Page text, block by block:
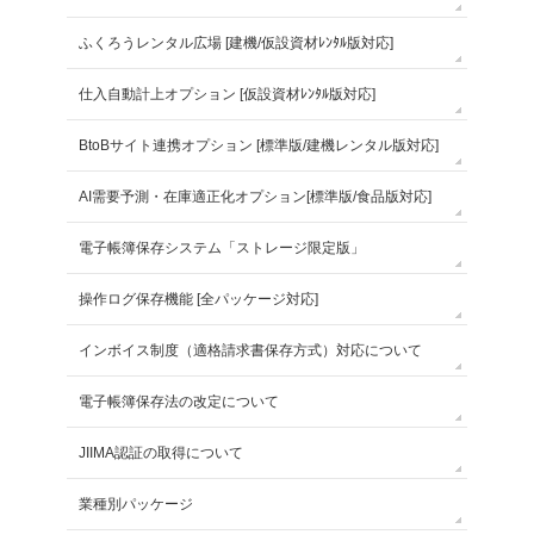
ふくろうレンタル広場 [建機/仮設資材ﾚﾝﾀﾙ版対応]
仕入自動計上オプション [仮設資材ﾚﾝﾀﾙ版対応]
BtoBサイト連携オプション [標準版/建機レンタル版対応]
AI需要予測・在庫適正化オプション[標準版/食品版対応]
電子帳簿保存システム「ストレージ限定版」
操作ログ保存機能 [全パッケージ対応]
インボイス制度（適格請求書保存方式）対応について
電子帳簿保存法の改定について
JIIMA認証の取得について
業種別パッケージ